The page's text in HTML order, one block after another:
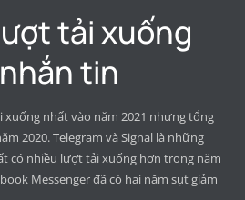
tải xuống
tin
nhất vào năm 2021 nhưng tổng
2020. Telegram và Signal là những
có nhiều lượt tải xuống hơn trong năm
Messenger đã có hai năm sụt giảm